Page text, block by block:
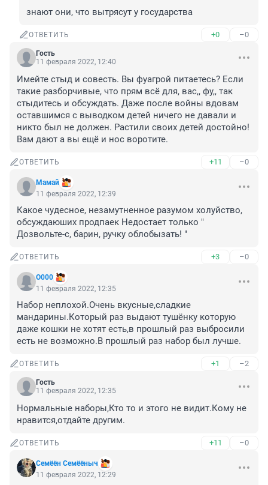
знают они, что вытрясут у государства
ОТВЕТИТЬ +0 –0
Гость
11 февраля 2022, 12:40
Имейте стыд и совесть. Вы фуагрой питаетесь? Если
такие разборчивые, что прям всё для, вас,, фу,, так
стыдитесь и обсуждать. Даже после войны вдовам
оставшимся с выводком детей ничего не давали и
никто был не должен. Растили своих детей достойно!
Вам дают а вы ещё и нос воротите.
ОТВЕТИТЬ +11 –0
Мамай
11 февраля 2022, 12:39
Какое чудесное, незамутненное разумом холуйство,
обсуждаюших продпаек Недостает только "
Дозвольте-с, барин, ручку облобызать! "
ОТВЕТИТЬ +3 –0
О000
11 февраля 2022, 12:35
Набор неплохой.Очень вкусные,сладкие
мандарины.Который раз выдают тушёнку которую
даже кошки не хотят есть,в прошлый раз выбросили
есть не возможно.В прошлый раз набор был лучше.
ОТВЕТИТЬ +1 –2
Гость
11 февраля 2022, 12:35
Нормальные наборы,Кто то и этого не видит.Кому не
нравится,отдайте другим.
ОТВЕТИТЬ +11 –0
Семёён Семёёныч
11 февраля 2022, 12:29